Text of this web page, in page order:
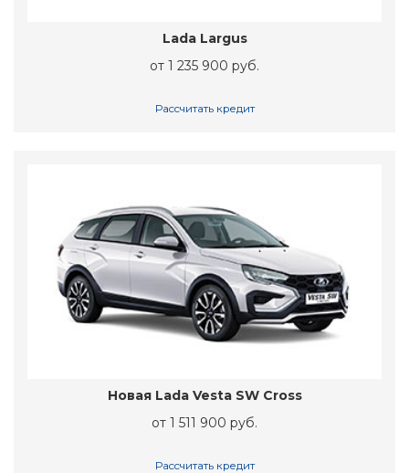
Lada Largus
от 1 235 900 руб.
Рассчитать кредит
Новая Lada Vesta SW Cross
от 1 511 900 руб.
Рассчитать кредит